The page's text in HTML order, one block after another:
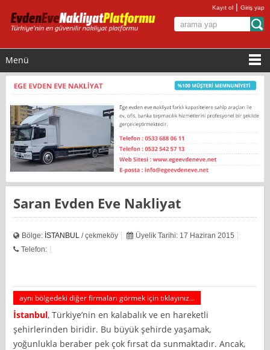
Kayıt ol |Giriş yap
Menü
Saran Evden Eve Nakliyat
Bölge: İSTANBUL / çekmeköy
Üyelik Tarihi: 17 Haziran 2015
Telefon:
aynı bölgedeki diğer firmaları görmek için tıklayınız...
İstanbul, Türkiye’nin en kalabalık ve en hareketli
şehirlerinden biridir. Bu büyük şehirde yaşamak,
yoğunlukla beraber pek çok fırsat da sunmaktadır. Ancak,